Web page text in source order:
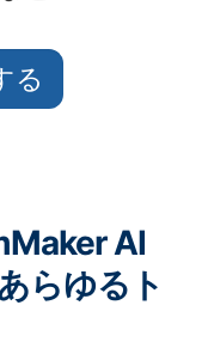
る
AI
らゆるト